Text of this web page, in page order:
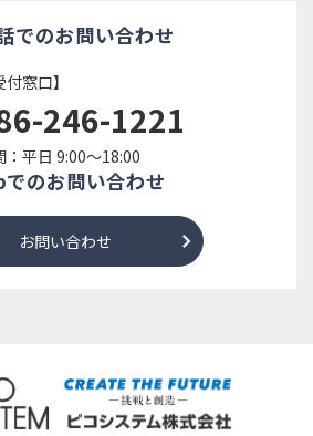
でのお問い合わせ
付窓口】
246-1221
：平日 9:00～18:00
でのお問い合わせ
お問い合わせ